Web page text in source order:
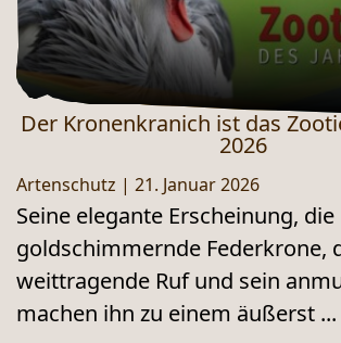
Der Kronenkranich ist das
2026
Artenschutz | 21. Januar 2026
Seine elegante Erscheinung, die
goldschimmernde Federkrone,
weittragende Ruf und sein
machen ihn zu einem äußerst ...